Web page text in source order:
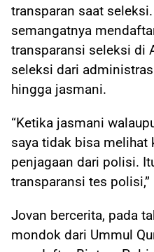
transparan saat
semangatnya
transparansi seleksi di
seleksi dari
hingga jasmani.
“Ketika jasmani
saya tidak bisa melihat
penjagaan dari polisi.
transparansi tes polisi,”
Jovan bercerita, pada
mondok dari Ummul